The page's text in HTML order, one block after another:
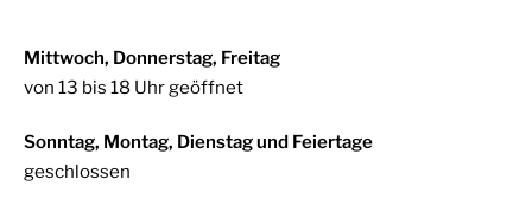
Mittwoch, Donnerstag, Freitag
von 13 bis 18 Uhr geöffnet
Sonntag, Montag, Dienstag und Feiertage
geschlossen